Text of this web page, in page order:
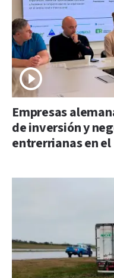
Empresas
de inversión y
entrerrianas en el